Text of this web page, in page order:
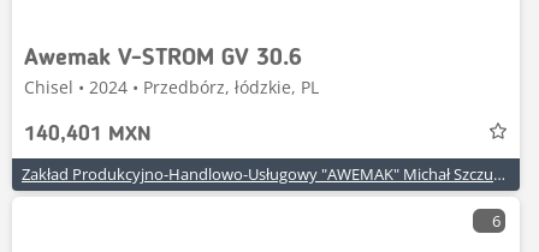
Awemak V-STROM GV 30.6
Chisel • 2024 • Przedbórz, łódzkie, PL
140,401 MXN
Zakład Produkcyjno-Handlowo-Usługowy "AWEMAK" Michał Szczuraszek
6